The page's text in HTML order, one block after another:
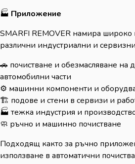
🏭 Приложение
SMARFI REMOVER намира
различни индустриални и
🚗 почистване и обезмасляване на
автомобилни части
⚙️ машинни компоненти и
🏗️ подове и стени в сервизи и
🏭 тежка индустрия и
🧼 ръчно и машинно почистване
Подходящ както за ръчно
използване в автоматични